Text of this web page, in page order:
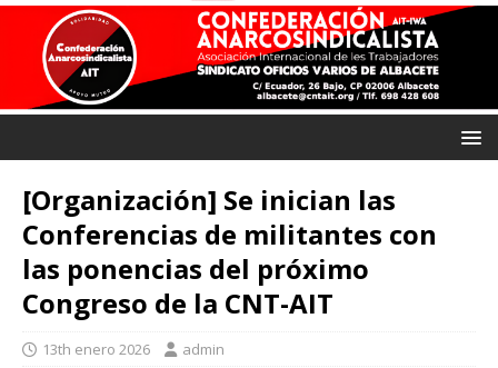
[Organización] Se inician las
Conferencias de militantes con
las ponencias del próximo
Congreso de la CNT-AIT
13th enero 2026 admin